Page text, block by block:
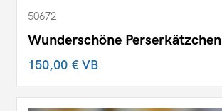
50672
Wunderschöne Perserkätzchen
150,00 €VB